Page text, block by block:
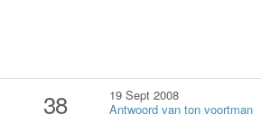
38
19 Sept 2008
Antwoord van ton voortman